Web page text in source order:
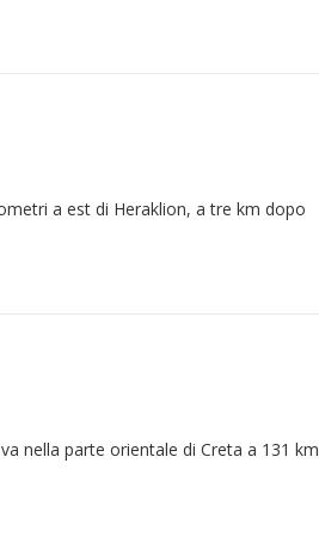
a est di Heraklion, a tre km dopo
nella parte orientale di Creta a 131 km